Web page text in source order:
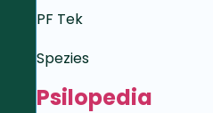
PF Tek
Spezies
Psilopedia